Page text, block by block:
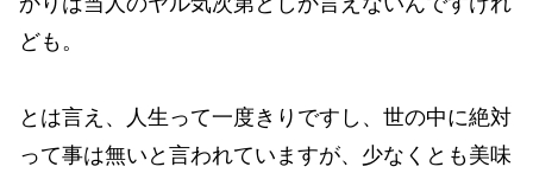
ども。
とは言え、人生って一度きりですし、世の中に絶対
って事は無いと言われていますが、少なくとも美味